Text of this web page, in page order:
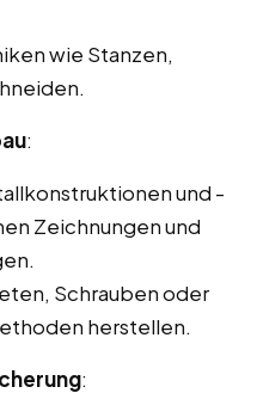
wie Stanzen,
:
und -
Zeichnungen und
Schrauben oder
herstellen.
: